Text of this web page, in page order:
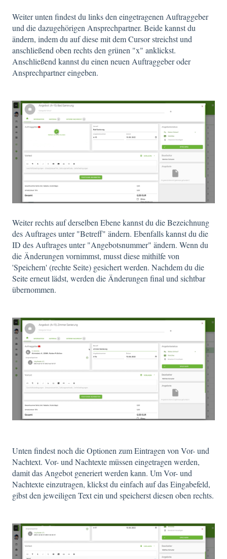
Weiter unten findest du links den eingetragenen Auftraggeber
und die dazugehörigen Ansprechpartner. Beide kannst du
ändern, indem du auf diese mit dem Cursor streichst und
anschließend oben rechts den grünen "x" anklickst.
Anschließend kannst du einen neuen Auftraggeber oder
Ansprechpartner eingeben.
Weiter rechts auf derselben Ebene kannst du die Bezeichnung
des Auftrages unter "Betreff" ändern. Ebenfalls kannst du die
ID des Auftrages unter "Angebotsnummer" ändern. Wenn du
die Änderungen vornimmst, musst diese mithilfe von
'Speichern' (rechte Seite) gesichert werden. Nachdem du die
Seite erneut lädst, werden die Änderungen final und sichtbar
übernommen.
Unten findest noch die Optionen zum Eintragen von Vor- und
Nachtext. Vor- und Nachtexte müssen eingetragen werden,
damit das Angebot generiert werden kann. Um Vor- und
Nachtexte einzutragen, klickst du einfach auf das Eingabefeld,
gibst den jeweiligen Text ein und speicherst diesen oben rechts.